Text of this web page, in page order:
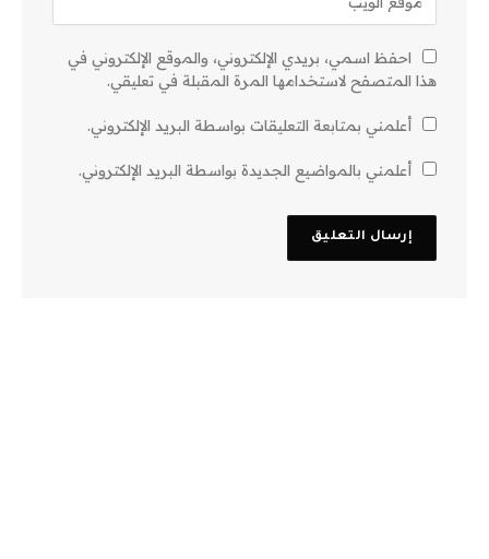
احفظ اسمي، بريدي الإلكتروني، والموقع الإلكتروني في
هذا المتصفح لاستخدامها المرة المقبلة في تعليقي.
أعلمني بمتابعة التعليقات بواسطة البريد الإلكتروني.
أعلمني بالمواضيع الجديدة بواسطة البريد الإلكتروني.